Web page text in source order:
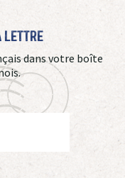
Lettre
dans votre boîte